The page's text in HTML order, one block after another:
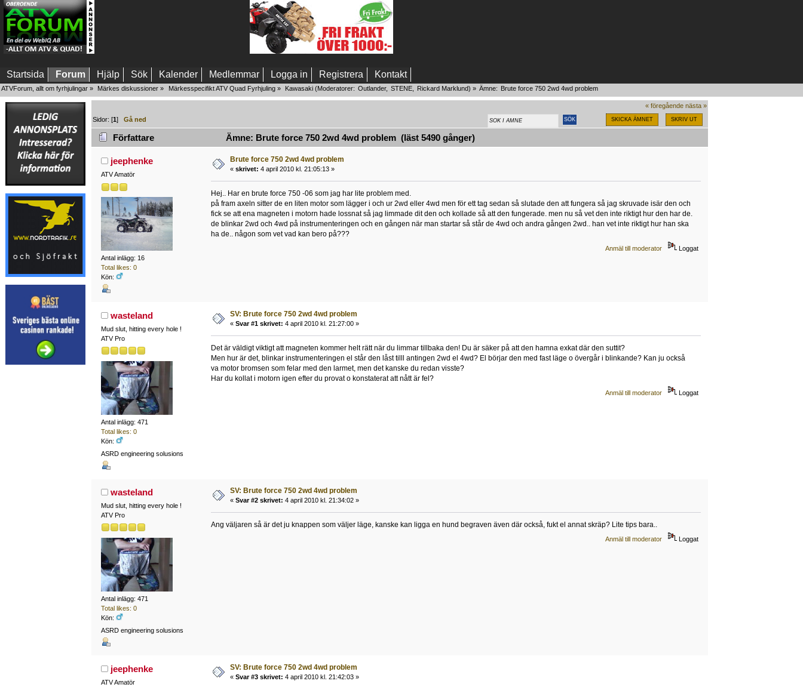
Startsida Forum Hjälp Sök Kalender Medlemmar Logga in Registrera Kontakt
ATVForum, allt om fyrhjulingar » Märkes diskussioner » Märkesspecifikt ATV Quad Fyrhjuling» Kawasaki(Moderatorer: Outlander, STENE, Rickard Marklund) » Ämne: Brute force 750 2wd 4wd problem
« föregående nästa »
SKICKA ÄMNET SKRIV UT
Sidor: [1]Gå ned
Författare Ämne: Brute force 750 2wd 4wd problem (läst 5490 gånger)
jeephenke
ATV Amatör
Antal inlägg: 16
Total likes: 0
Kön:
Brute force 750 2wd 4wd problem
« skrivet: 4 april 2010 kl. 21:05:13 »
Hej.. Har en brute force 750 -06 som jag har lite problem med.
på fram axeln sitter de en liten motor som lägger i och ur 2wd eller 4wd men för ett tag sedan så slutade den att fungera så jag skruvade isär den och
fick se att ena magneten i motorn hade lossnat så jag limmade dit den och kollade så att den fungerade. men nu så vet den inte riktigt hur den har de.
de blinkar 2wd och 4wd på instrumenteringen och en gången när man startar så står de 4wd och andra gången 2wd.. han vet inte riktigt hur han ska
ha de.. någon som vet vad kan bero på???
Anmäl till moderator Loggat
wasteland
Mud slut, hitting every hole !
ATV Pro
Antal inlägg: 471
Total likes: 0
Kön:
ASRD engineering solusions
SV: Brute force 750 2wd 4wd problem
« Svar #1 skrivet: 4 april 2010 kl. 21:27:00 »
Det är väldigt viktigt att magneten kommer helt rätt när du limmar tillbaka den! Du är säker på att den hamna exkat där den suttit?
Men hur är det, blinkar instrumenteringen el står den låst tilll antingen 2wd el 4wd? El börjar den med fast läge o övergår i blinkande? Kan ju också
va motor bromsen som felar med den larmet, men det kanske du redan visste?
Har du kollat i motorn igen efter du provat o konstaterat att nått är fel?
Anmäl till moderator Loggat
wasteland
Mud slut, hitting every hole !
ATV Pro
Antal inlägg: 471
Total likes: 0
Kön:
ASRD engineering solusions
SV: Brute force 750 2wd 4wd problem
« Svar #2 skrivet: 4 april 2010 kl. 21:34:02 »
Ang väljaren så är det ju knappen som väljer läge, kanske kan ligga en hund begraven även där också, fukt el annat skräp? Lite tips bara..
Anmäl till moderator Loggat
jeephenke
ATV Amatör
SV: Brute force 750 2wd 4wd problem
« Svar #3 skrivet: 4 april 2010 kl. 21:42:03 »